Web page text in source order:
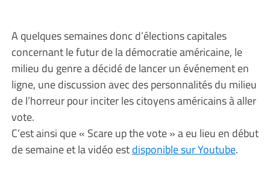
A quelques semaines donc d’élections capitales
concernant le futur de la démocratie américaine, le
milieu du genre a décidé de lancer un événement en
ligne, une discussion avec des personnalités du milieu
de l’horreur pour inciter les citoyens américains à aller
vote.
C’est ainsi que « Scare up the vote » a eu lieu en début
de semaine et la vidéo estdisponible sur Youtube.